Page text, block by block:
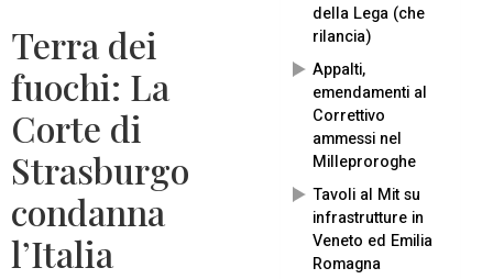
della Lega (che
rilancia)
Appalti,
emendamenti al
Correttivo
ammessi nel
Milleproroghe
Tavoli al Mit su
infrastrutture in
Veneto ed Emilia
Romagna
Terra dei
fuochi: La
Corte di
Strasburgo
condanna
l’Italia